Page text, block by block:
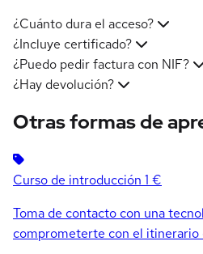
¿Cuánto dura el acceso?
¿Incluye certificado?
¿Puedo pedir factura con NIF?
¿Hay devolución?
Otras formas de
Curso de introducción 1 €
Toma de contacto con una
comprometerte con el itinerario